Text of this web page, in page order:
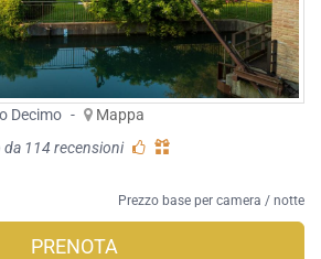
Decimo -
Mappa
114 recensioni
Prezzo base per camera / notte
PRENOTA